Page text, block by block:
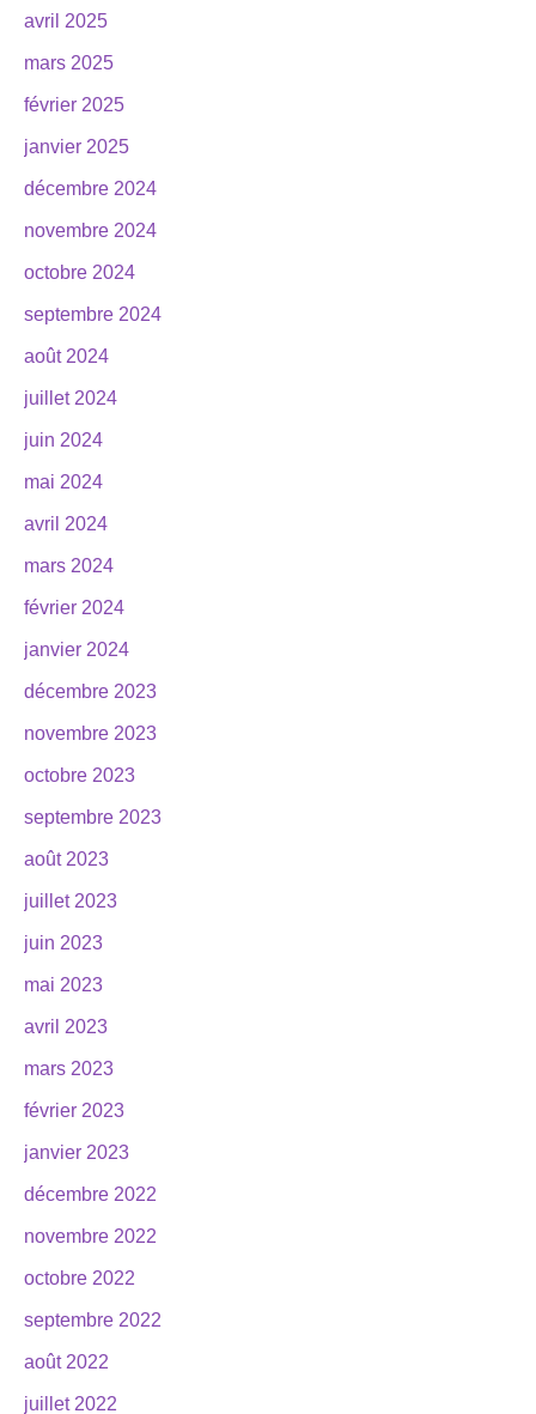
avril 2025
mars 2025
février 2025
janvier 2025
décembre 2024
novembre 2024
octobre 2024
septembre 2024
août 2024
juillet 2024
juin 2024
mai 2024
avril 2024
mars 2024
février 2024
janvier 2024
décembre 2023
novembre 2023
octobre 2023
septembre 2023
août 2023
juillet 2023
juin 2023
mai 2023
avril 2023
mars 2023
février 2023
janvier 2023
décembre 2022
novembre 2022
octobre 2022
septembre 2022
août 2022
juillet 2022